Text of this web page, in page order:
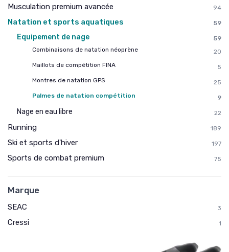
Musculation premium avancée 94
Natation et sports aquatiques 59
Equipement de nage
59
Combinaisons de natation néoprène
20
Maillots de compétition FINA
5
Montres de natation GPS
25
Palmes de natation compétition
9
Nage en eau libre 22
Running 189
Ski et sports d'hiver 197
Sports de combat premium 75
Marque
SEAC 3
Cressi 1